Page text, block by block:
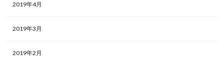
2019年4月
2019年3月
2019年2月